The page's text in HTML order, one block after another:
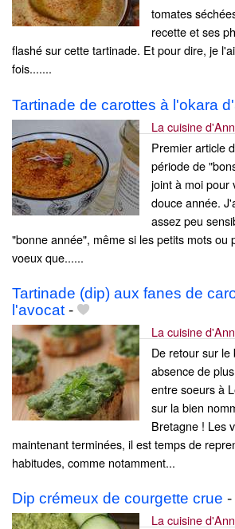
tomates
recette et ses
flashé sur cette tartinade. Et pour dire, je
fois.......
Tartinade de carottes à l'okara
La cuisine
Premier article
période de
joint à moi pour
douce année.
assez peu
"bonne année", même si les petits mots ou
voeux que......
Tartinade (dip) aux fanes de
l'avocat -
La cuisine
De retour sur
absence de
entre soeurs à
sur la bien
Bretagne ! Les
maintenant terminées, il est temps de
habitudes, comme notamment...
Dip crémeux de courgette crue -
La cuisine